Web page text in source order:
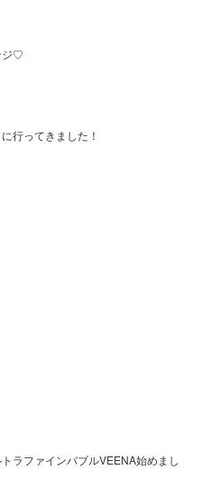
ジ♡
行ってきました！
トラファインバブルVEENA始めまし